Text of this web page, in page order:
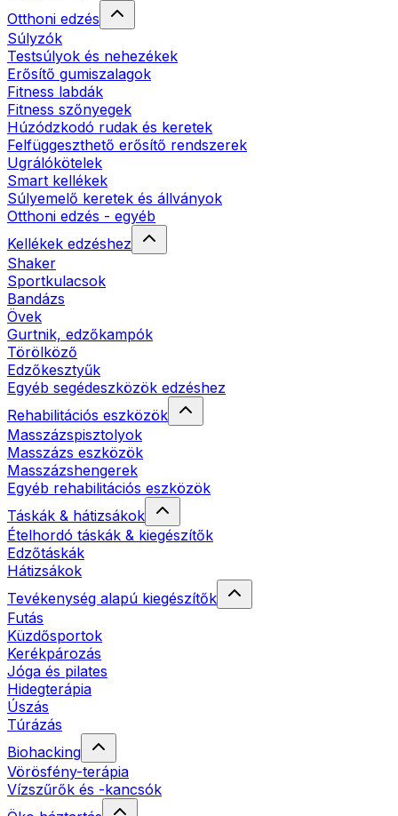
Otthoni edzés
Súlyzók
Testsúlyok és nehezékek
Erősítő gumiszalagok
Fitness labdák
Fitness szőnyegek
Húzódzkodó rudak és keretek
Felfüggeszthető erősítő rendszerek
Ugrálókötelek
Smart kellékek
Súlyemelő keretek és állványok
Otthoni edzés - egyéb
Kellékek edzéshez
Shaker
Sportkulacsok
Bandázs
Övek
Gurtnik, edzőkampók
Törölköző
Edzőkesztyűk
Egyéb segédeszközök edzéshez
Rehabilitációs eszközök
Masszázspisztolyok
Masszázs eszközök
Masszázshengerek
Egyéb rehabilitációs eszközök
Táskák & hátizsákok
Ételhordó táskák & kiegészítők
Edzőtáskák
Hátizsákok
Tevékenység alapú kiegészítők
Futás
Küzdősportok
Kerékpározás
Jóga és pilates
Hidegterápia
Úszás
Túrázás
Biohacking
Vörösfény-terápia
Vízszűrők és -kancsók